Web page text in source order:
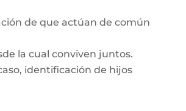
de que actúan de común
la cual conviven juntos.
identificación de hijos